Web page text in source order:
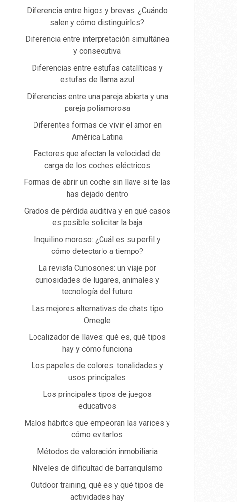
Diferencia entre higos y brevas: ¿Cuándo
salen y cómo distinguirlos?
Diferencia entre interpretación simultánea
y consecutiva
Diferencias entre estufas catalíticas y
estufas de llama azul
Diferencias entre una pareja abierta y una
pareja poliamorosa
Diferentes formas de vivir el amor en
América Latina
Factores que afectan la velocidad de
carga de los coches eléctricos
Formas de abrir un coche sin llave si te las
has dejado dentro
Grados de pérdida auditiva y en qué casos
es posible solicitar la baja
Inquilino moroso: ¿Cuál es su perfil y
cómo detectarlo a tiempo?
La revista Curiosones: un viaje por
curiosidades de lugares, animales y
tecnología del futuro
Las mejores alternativas de chats tipo
Omegle
Localizador de llaves: qué es, qué tipos
hay y cómo funciona
Los papeles de colores: tonalidades y
usos principales
Los principales tipos de juegos
educativos
Malos hábitos que empeoran las varices y
cómo evitarlos
Métodos de valoración inmobiliaria
Niveles de dificultad de barranquismo
Outdoor training, qué es y qué tipos de
actividades hay